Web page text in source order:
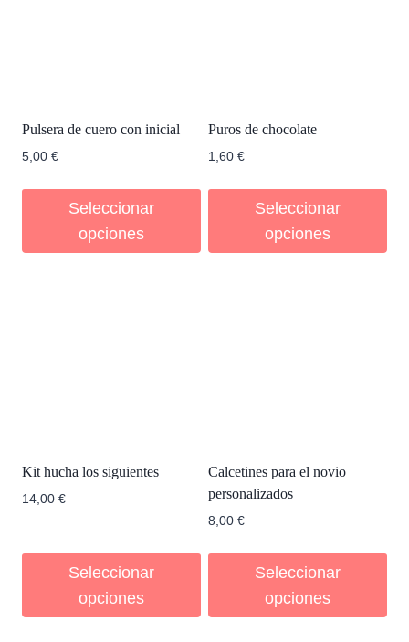
Pulsera de cuero con inicial
5,00 €
Seleccionar
opciones
Puros de chocolate
1,60 €
Seleccionar
opciones
Kit hucha los siguientes
14,00 €
Seleccionar
opciones
Calcetines para el novio
personalizados
8,00 €
Seleccionar
opciones